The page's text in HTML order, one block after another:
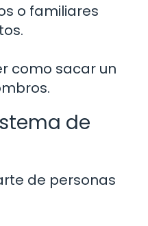
o familiares
como sacar un
de
de personas